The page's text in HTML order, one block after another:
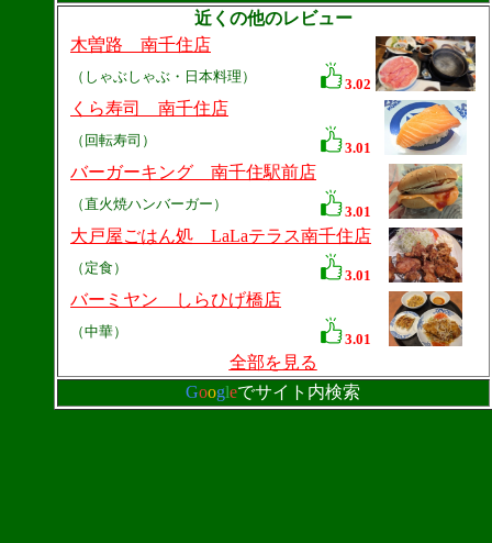
近くの他のレビュー
木曽路 南千住店
（しゃぶしゃぶ・日本料理） 3.02
くら寿司 南千住店
（回転寿司） 3.01
バーガーキング 南千住駅前店
（直火焼ハンバーガー） 3.01
大戸屋ごはん処 LaLaテラス南千住店
（定食） 3.01
バーミヤン しらひげ橋店
（中華） 3.01
全部を見る
Googleでサイト内検索